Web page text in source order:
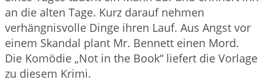
an die alten Tage. Kurz darauf nehmen
verhängnisvolle Dinge ihren Lauf. Aus Angst vor
einem Skandal plant Mr. Bennett einen Mord.
Die Komödie „Not in the Book“ liefert die Vorlage
zu diesem Krimi.